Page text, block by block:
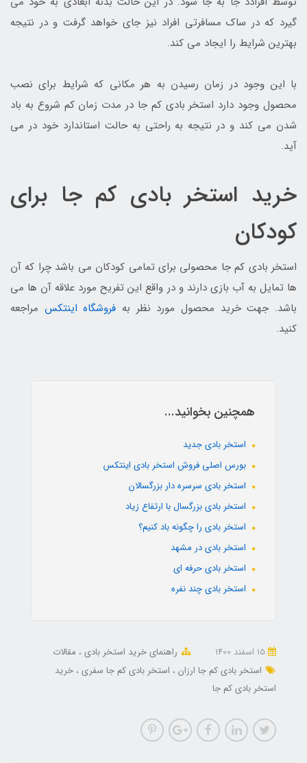
گیرد که در ساک مسافرتی افراد نیز جای خواهد گرفت و در نتیجه
بهترین شرایط را ایجاد می کند.
با این وجود در زمان رسیدن به هر مکانی که شرایط برای نصب
محصول وجود دارد استخر بادی کم جا در مدت زمان کم شروع به باد
شدن می کند و در نتیجه به راحتی به حالت استاندارد خود در می
آید.
خرید استخر بادی کم جا برای
کودکان
استخر بادی کم جا محصولی برای تمامی کودکان می باشد چرا که آن
ها تمایل به آب بازی دارند و در واقع این تفریح مورد علاقه آن ها می
باشد. جهت خرید محصول مورد نظر به فروشگاه اینتکس مراجعه
کنید.
همچنین بخوانید...
استخر بادی جدید
بورس اصلی فروش استخر بادی اینتکس
استخر بادی سرسره دار بزرگسالان
استخر بادی بزرگسال با ارتفاع زیاد
استخر بادی را چگونه باد کنیم؟
استخر بادی در مشهد
استخر بادی حرفه ای
استخر بادی چند نفره
راهنمای خرید استخر بادی
مقالات
استخر بادی کم جا ارزان
استخر بادی کم جا سفری خرید
استخر بادی کم جا